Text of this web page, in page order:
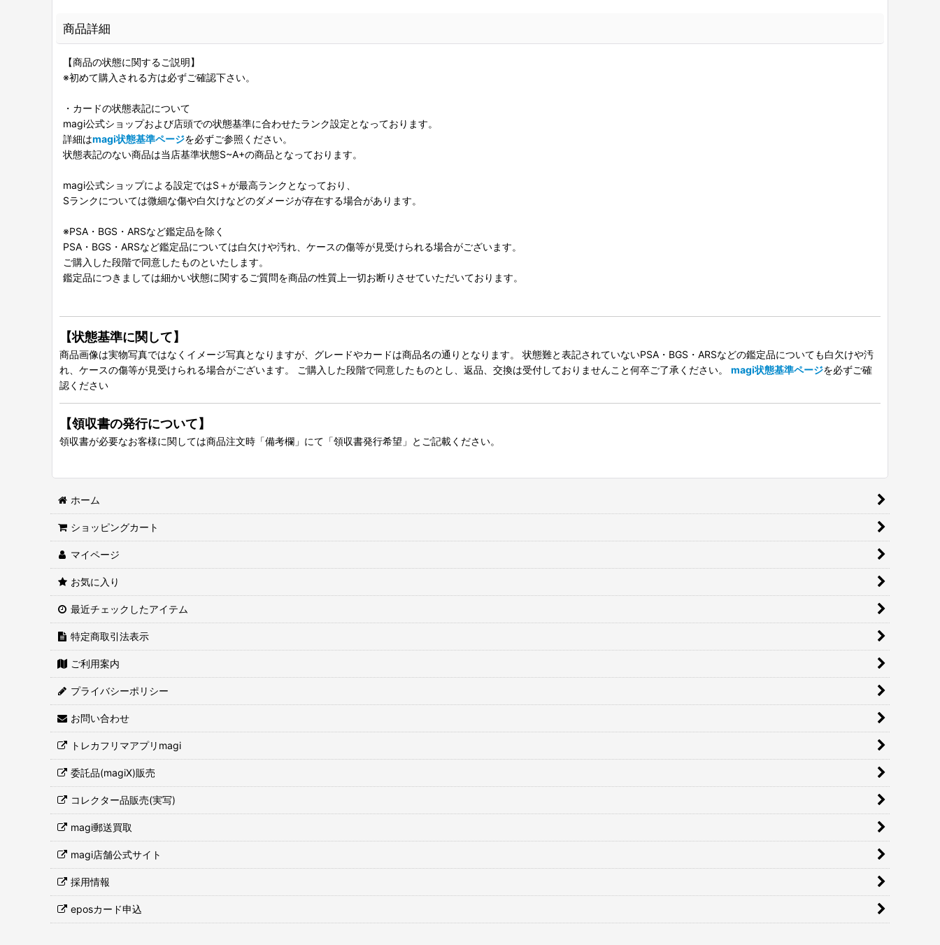
商品詳細
【商品の状態に関するご説明】
※初めて購入される方は必ずご確認下さい。
・カードの状態表記について
magi公式ショップおよび店頭での状態基準に合わせたランク設定となっております。
詳細はmagi状態基準ページを必ずご参照ください。
状態表記のない商品は当店基準状態S~A+の商品となっております。
magi公式ショップによる設定ではS＋が最高ランクとなっており、
Sランクについては微細な傷や白欠けなどのダメージが存在する場合があります。
※PSA・BGS・ARSなど鑑定品を除く
PSA・BGS・ARSなど鑑定品については白欠けや汚れ、ケースの傷等が見受けられる場合がございます。
ご購入した段階で同意したものといたします。
鑑定品につきましては細かい状態に関するご質問を商品の性質上一切お断りさせていただいております。
【状態基準に関して】
商品画像は実物写真ではなくイメージ写真となりますが、グレードやカードは商品名の通りとなります。 状態難と表記されていないPSA・BGS・ARSなどの鑑定品についても白欠けや汚
れ、ケースの傷等が見受けられる場合がございます。 ご購入した段階で同意したものとし、返品、交換は受付しておりませんこと何卒ご了承ください。 magi状態基準ページを必ずご確
認ください
【領収書の発行について】
領収書が必要なお客様に関しては商品注文時「備考欄」にて「領収書発行希望」とご記載ください。
ホーム
ショッピングカート
マイページ
お気に入り
最近チェックしたアイテム
特定商取引法表示
ご利用案内
プライバシーポリシー
お問い合わせ
トレカフリマアプリmagi
委託品(magiX)販売
コレクター品販売(実写)
magi郵送買取
magi店舗公式サイト
採用情報
eposカード申込